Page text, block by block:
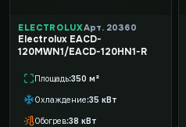
ELECTROLUXАрт. 20360
Electrolux EACD-
120MWN1/EACD-120HN1-R
Площадь 350 м²
Охлаждение 35 кВт
Обогрев 38 кВт